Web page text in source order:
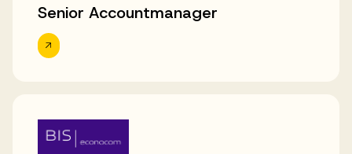
Senior Accountmanager